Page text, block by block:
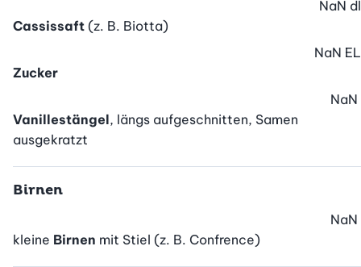
Cassissaft (z. B. Biotta)
NaN dl
Zucker
NaN EL
Vanillestängel, längs aufgeschnitten, Samen
ausgekratzt
NaN
Birnen
kleine Birnen mit Stiel (z. B. Confrence)
NaN